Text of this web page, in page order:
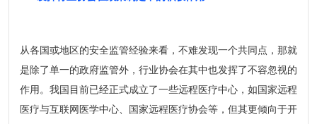
从各国或地区的安全监管经验来看，不难发现一个共同点，那就
是除了单一的政府监管外，行业协会在其中也发挥了不容忽视的
作用。我国目前已经正式成立了一些远程医疗中心，如国家远程
医疗与互联网医学中心、国家远程医疗协会等，但其更倾向于开